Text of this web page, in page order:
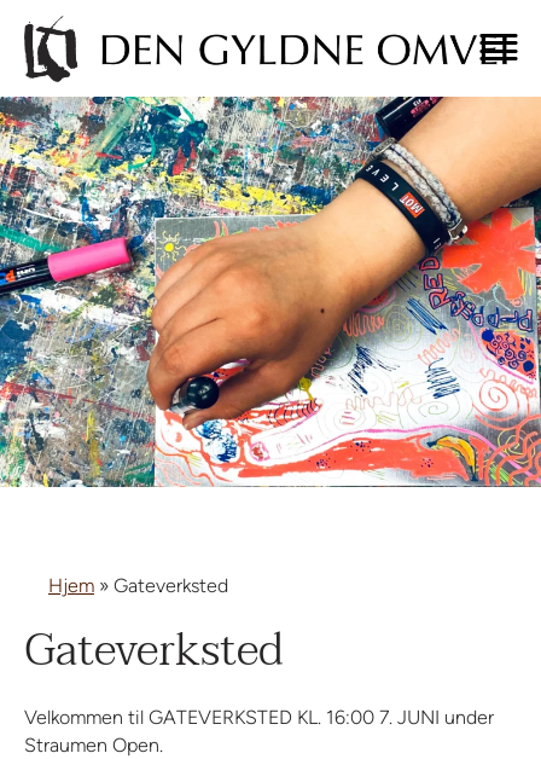
Hjem » Gateverksted
Gateverksted
Velkommen til GATEVERKSTED KL. 16:00 7. JUNI under
Straumen Open.